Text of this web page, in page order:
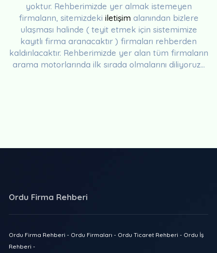
yoktur. Rehberimizde yer almak istemeyen
firmaların, sitemizdeki iletişim alanından bizlere
ulaşması halinde ( teyit etmek için sistemimize
kayıtlı firma aranacaktır ) firmaları rehberden
kaldırılacaktır. Rehberimizde yer alan tüm firmaların
arama motorlarında ilk sırada olmalarını diliyoruz...
Ordu Firma Rehberi
Ordu Firma Rehberi - Ordu Firmaları - Ordu Ticaret Rehberi - Ordu İş
Rehberi -